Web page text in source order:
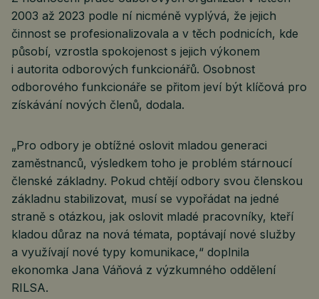
2003 až 2023 podle ní nicméně vyplývá, že jejich
činnost se profesionalizovala a v těch podnicích, kde
působí, vzrostla spokojenost s jejich výkonem
i autorita odborových funkcionářů. Osobnost
odborového funkcionáře se přitom jeví být klíčová pro
získávání nových členů, dodala.
„Pro odbory je obtížné oslovit mladou generaci
zaměstnanců, výsledkem toho je problém stárnoucí
členské základny. Pokud chtějí odbory svou členskou
základnu stabilizovat, musí se vypořádat na jedné
straně s otázkou, jak oslovit mladé pracovníky, kteří
kladou důraz na nová témata, poptávají nové služby
a využívají nové typy komunikace,“ doplnila
ekonomka Jana Váňová z výzkumného oddělení
RILSA.